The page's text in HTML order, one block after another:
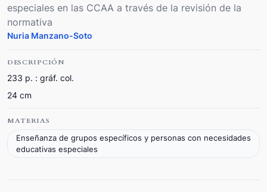
especiales en las CCAA a través de la revisión de la
normativa
Nuria Manzano-Soto
DESCRIPCIÓN
233 p. : gráf. col.
24 cm
MATERIAS
Enseñanza de grupos específicos y personas con necesidades
educativas especiales